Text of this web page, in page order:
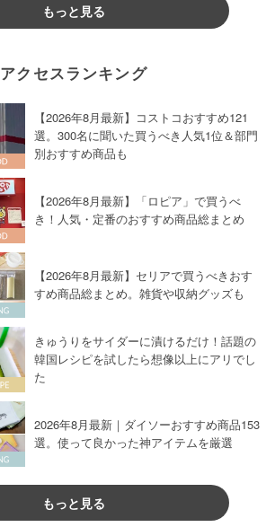
もっと見る
アクセスランキング
【2026年8月最新】コストコおすすめ121
選。300名に聞いた買うべき人気1位＆部門
別おすすめ商品も
【2026年8月最新】「ロピア」で買うべ
き！人気・定番のおすすめ商品総まとめ
【2026年8月最新】セリアで買うべきおす
すめ商品総まとめ。雑貨や収納グッズも
きゅうりをサイダーに漬けるだけ！話題の
韓国レシピを試したら想像以上にアリでし
た
2026年8月最新｜ダイソーおすすめ商品153
選。使って良かった神アイテムを厳選
もっと見る